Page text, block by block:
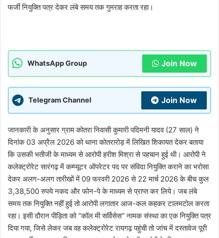
फर्जी नियुक्ति पत्र देकर लंबे समय तक गुमराह करता रहा।
WhatsApp Group Join Now
Telegram Channel Join Now
जानकारी के अनुसार ग्राम कोतरा निवासी कुमारी पदिमनी यादव (27 साल) ने
दिनांक 03 अप्रैल 2026 को थाना कोतरारोड़ में लिखित शिकायत देकर बताया
कि उसकी भतीजी के माध्यम से आरोपी हरीश मिश्रा से पहचान हुई थी। आरोपी ने
कलेक्ट्रोरेट सारंगढ़ में कम्प्यूटर ऑपरेटर पद पर संविदा नियुक्ति कराने का भरोसा
देकर अलग-अलग तारीखों में 09 फरवरी 2026 से 22 मार्च 2026 के बीच कुल
3,38,500 रुपये नकद और फोन-पे के माध्यम से प्राप्त कर लिये। जब लंबे
समय तक नियुक्ति नहीं हुई तो आरोपी लगातार आज-कल कहकर टालमटोल करता
रहा। इसी दौरान पीड़िता को “कॉल मी सर्विसेस” नामक संस्था का एक नियुक्ति पत्र
दिया गया, जिसे लेकर जब वह कलेक्ट्रोरेट रायगढ़ पहुंची तो जांच में दस्तावेज पूरी